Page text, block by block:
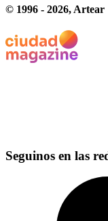
© 1996 - 2026, Artear
Seguinos en las